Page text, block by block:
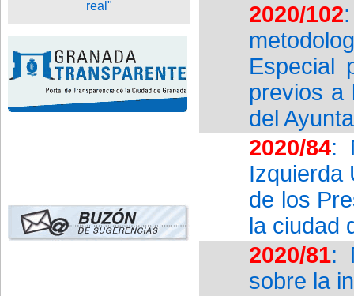
2020/102
Especial
previos a
del
2020/84:
Izquierda
de los
la ciudad
2020/81:
sobre la